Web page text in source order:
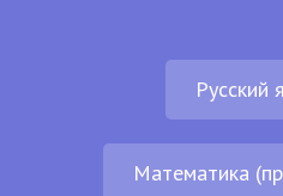
Русский
Математика